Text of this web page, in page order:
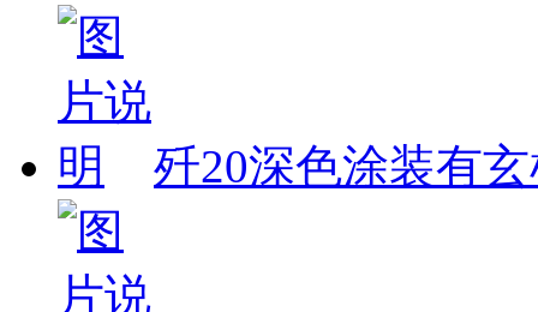
歼20深色涂装有